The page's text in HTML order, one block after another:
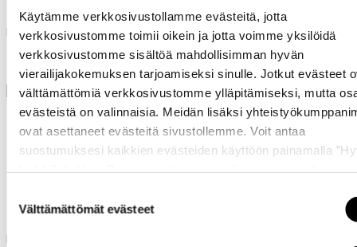
Käytämme verkkosivustollamme evästeitä, jotta
verkkosivustomme toimii oikein ja jotta voimme yksilöidä
verkkosivustomme sisältöä mahdollisimman hyvän
vierailijakokemuksen tarjoamiseksi sinulle. Jotkut evästeet
välttämättömiä verkkosivustomme ylläpitämiseksi, mutta
evästeistä on valinnaisia. Meidän lisäksi
ovat asettaneet evästeitä sivustollemme. Voit antaa
suostumuksesi kaikkien evästeiden käyttöön painamalla
valinta
Välttämättömät evästeet
Nahkaiset mokkasiinit
59,98 € 119,95 €
Sandaalit naisille
34,98 € 69,95 €
Mokkanahkaiset loaferit